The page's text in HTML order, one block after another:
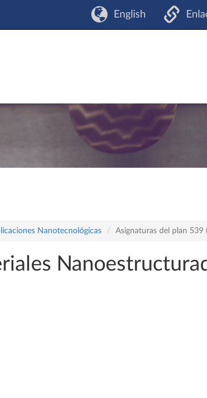
English
Nanotecnológicas Asignaturas del plan 539